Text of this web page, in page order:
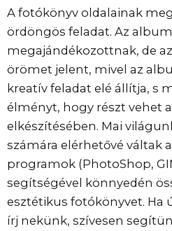
A fotókönyv oldalainak
ördöngös feladat. Az
megajándékozottnak, de
örömet jelent, mivel az
kreatív feladat elé állítja, s
élményt, hogy részt vehet
elkészítésében. Mai
számára elérhetővé váltak
programok (PhotoShop,
segítségével könnyedén
esztétikus fotókönyvet. Ha
írj nekünk, szívesen